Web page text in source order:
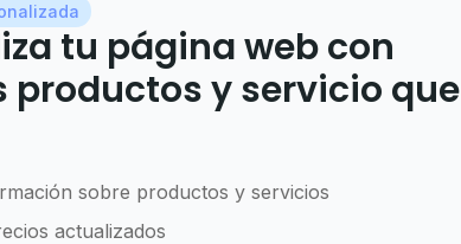
tu página web con
productos y servicio que
sobre productos y servicios
actualizados